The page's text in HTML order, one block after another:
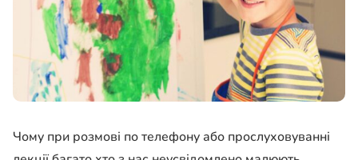
Чому при розмові по телефону або прослуховуванні